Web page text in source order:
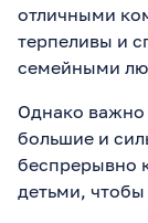
отличными
терпеливы и
семейными
Однако важно
большие и
беспрерывно
детьми,